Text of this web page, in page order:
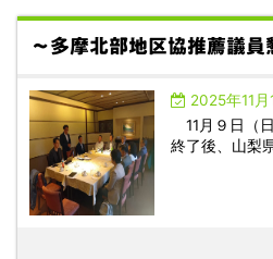
～多摩北部地区協推薦議員
2025年11月
11月９日（
終了後、山梨